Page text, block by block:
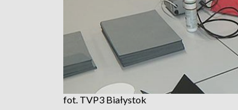
fot. TVP3 Białystok